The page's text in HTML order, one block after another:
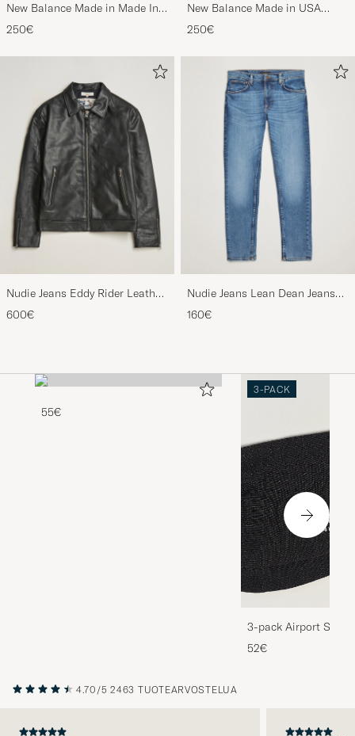
New Balance Made in Made In
USA 990v6 Sneakers Grey
250€
New Balance Made in USA
990v6 Workwear/Grey
250€
Nudie Jeans Eddy Rider Leather
Jacket Black
600€
Nudie Jeans Lean Dean Jeans
Lost Orange
160€
55€
3-PACK
3-pack Airport
Melange
52€
4.70/5 2463 TUOTEARVOSTELUA